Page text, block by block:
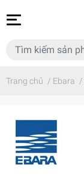
Trang chủ / Ebara /